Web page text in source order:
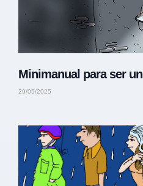
Minimanual para ser
29/05/2025